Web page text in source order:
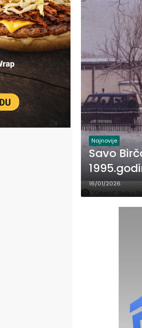
Najnovije
Savo
stotine
16/01/2026